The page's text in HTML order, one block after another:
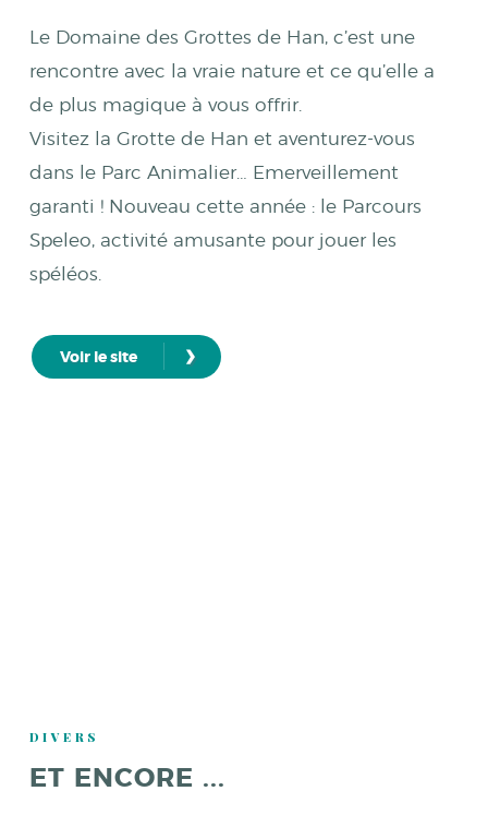
Le Domaine des Grottes de Han, c’est une
rencontre avec la vraie nature et ce qu’elle a
de plus magique à vous offrir.
Visitez la Grotte de Han et aventurez-vous
dans le Parc Animalier… Emerveillement
garanti ! Nouveau cette année : le Parcours
Speleo, activité amusante pour jouer les
spéléos.
Voir le site ›
DIVERS
ET ENCORE ...